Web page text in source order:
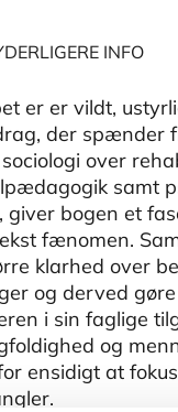
INFO
er er vildt,
der spænder
over
samt
giver bogen et
fænomen.
klarhed over
og derved
i sin faglige
og
ensidigt at